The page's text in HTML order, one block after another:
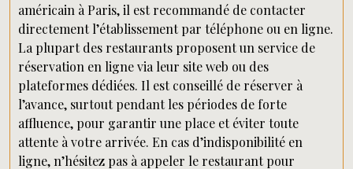
américain à Paris, il est recommandé de contacter
directement l’établissement par téléphone ou en ligne.
La plupart des restaurants proposent un service de
réservation en ligne via leur site web ou des
plateformes dédiées. Il est conseillé de réserver à
l’avance, surtout pendant les périodes de forte
affluence, pour garantir une place et éviter toute
attente à votre arrivée. En cas d’indisponibilité en
ligne, n’hésitez pas à appeler le restaurant pour